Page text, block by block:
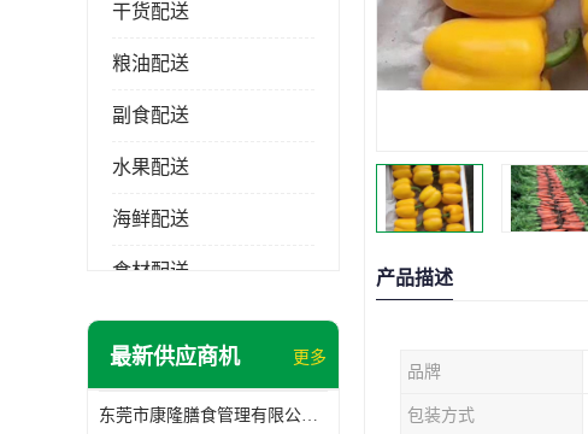
干货配送
粮油配送
副食配送
水果配送
海鲜配送
食材配送
最新供应商机 更多
东莞市康隆膳食管理有限公司主要经营蔬菜配送 东莞食堂承包 光明蔬菜配送 深圳市食堂承包 深圳市蔬菜配送等业务 欢迎咨询了解
产品描述
品牌
包装方式